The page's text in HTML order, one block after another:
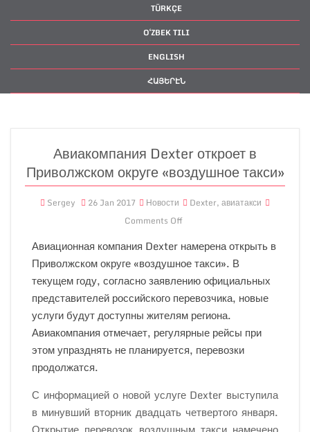
TÜRKÇE
OʻZBEK TILI
ENGLISH
ՀԱՅԵՐԷՆ
Авиакомпания Dexter откроет в
Приволжском округе «воздушное такси»
Sergey 26 Jan 2017 Новости Dexter, авиатакси
Comments Off
Авиационная компания Dexter намерена открыть в
Приволжском округе «воздушное такси». В
текущем году, согласно заявлению официальных
представителей российского перевозчика, новые
услуги будут доступны жителям региона.
Авиакомпания отмечает, регулярные рейсы при
этом упразднять не планируется, перевозки
продолжатся.
С информацией о новой услуге Dexter выступила
в минувший вторник двадцать четвертого января.